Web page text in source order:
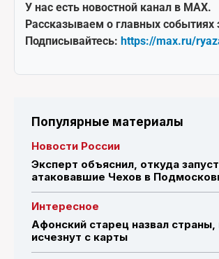
У нас есть новостной канал в MAX.
Рассказываем о главных событиях
Подписывайтесь: https://max.ru/
Популярные материалы
Новости России
Эксперт объяснил, откуда
атаковавшие Чехов в
Интересное
Афонский старец назвал
исчезнут с карты